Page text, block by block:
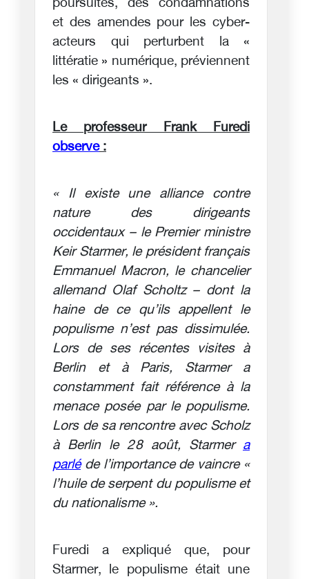
poursuites, des condamnations
et des amendes pour les cyber-
acteurs qui perturbent la «
littératie » numérique, préviennent
les « dirigeants ».
Le professeur Frank Furedi
observe:
« Il existe une alliance contre
nature des dirigeants
occidentaux – le Premier ministre
Keir Starmer, le président français
Emmanuel Macron, le chancelier
allemand Olaf Scholtz – dont la
haine de ce qu’ils appellent le
populisme n’est pas dissimulée.
Lors de ses récentes visites à
Berlin et à Paris, Starmer a
constamment fait référence à la
menace posée par le populisme.
Lors de sa rencontre avec Scholz
à Berlin le 28 août, Starmer a
parléde l’importance de vaincre «
l’huile de serpent du populisme et
du nationalisme ».
Furedi a expliqué que, pour
Starmer, le populisme était une